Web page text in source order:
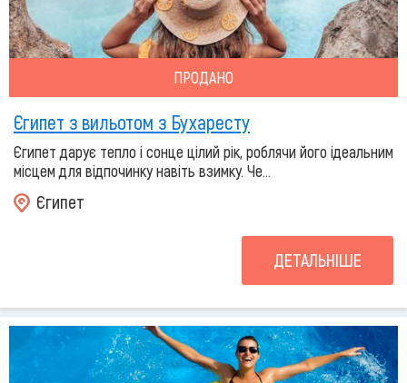
ПРОДАНО
Єгипет з вильотом з Бухаресту
Єгипет дарує тепло і сонце цілий рік, роблячи його ідеальним
місцем для відпочинку навіть взимку. Че...
Єгипет
ДЕТАЛЬНІШЕ